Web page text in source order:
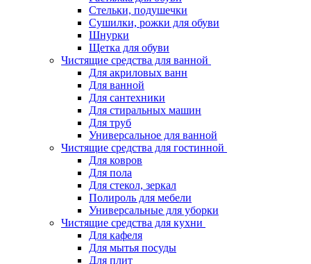
Стельки, подушечки
Сушилки, рожки для обуви
Шнурки
Щетка для обуви
Чистящие средства для ванной
Для акриловых ванн
Для ванной
Для сантехники
Для стиральных машин
Для труб
Универсальное для ванной
Чистящие средства для гостинной
Для ковров
Для пола
Для стекол, зеркал
Полироль для мебели
Универсальные для уборки
Чистящие средства для кухни
Для кафеля
Для мытья посуды
Для плит